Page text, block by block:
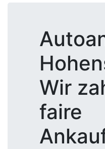
Wir
faire